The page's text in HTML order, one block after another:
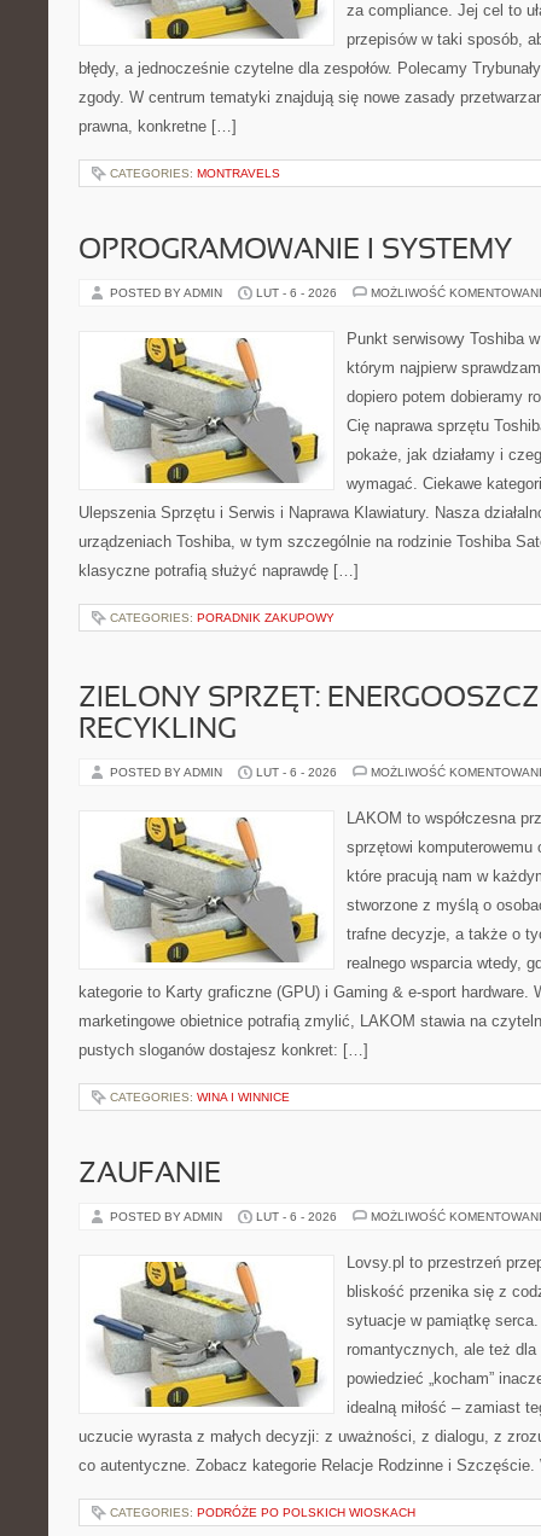
za compliance. Jej cel to
przepisów w taki sposób,
błędy, a jednocześnie czytelne dla zespołów. Polecamy
zgody. W centrum tematyki znajdują się nowe zasady
prawna, konkretne […]
CATEGORIES: MONTRAVELS
OPROGRAMOWANIE I SYSTEMY
POSTED BY ADMIN LUT - 6 - 2026 MOŻLIWOŚĆ
Punkt serwisowy Toshiba
którym najpierw
dopiero potem dobieramy
Cię naprawa sprzętu
pokaże, jak działamy i
wymagać. Ciekawe
Ulepszenia Sprzętu i Serwis i Naprawa Klawiatury. Nasza
urządzeniach Toshiba, w tym szczególnie na rodzinie Toshiba
klasyczne potrafią służyć naprawdę […]
CATEGORIES: PORADNIK ZAKUPOWY
ZIELONY SPRZĘT:
RECYKLING
POSTED BY ADMIN LUT - 6 - 2026 MOŻLIWOŚĆ
LAKOM to współczesna
sprzętowi komputerowemu
które pracują nam w
stworzone z myślą o
trafne decyzje, a także o
realnego wsparcia wtedy,
kategorie to Karty graficzne (GPU) i Gaming & e-sport hardware.
marketingowe obietnice potrafią zmylić, LAKOM stawia na
pustych sloganów dostajesz konkret: […]
CATEGORIES: WINA I WINNICE
ZAUFANIE
POSTED BY ADMIN LUT - 6 - 2026 MOŻLIWOŚĆ
Lovsy.pl to przestrzeń
bliskość przenika się z
sytuacje w pamiątkę
romantycznych, ale też
powiedzieć „kocham”
idealną miłość – zamiast
uczucie wyrasta z małych decyzji: z uważności, z dialogu, z
co autentyczne. Zobacz kategorie Relacje Rodzinne i
CATEGORIES: PODRÓŻE PO POLSKICH WIOSKACH